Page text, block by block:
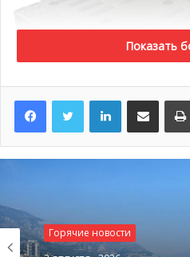
2012 году: «Князь – ярый
В особенности его беспокоит
Показать
LinkedInПоделиться по электронной почте
Горячие новости